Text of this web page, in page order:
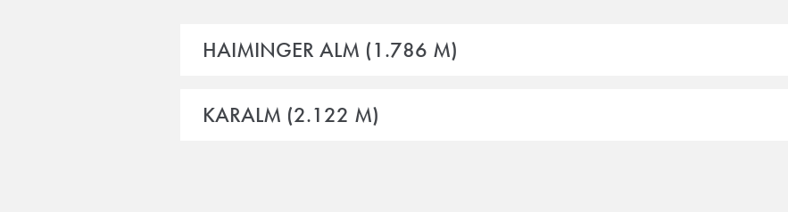
HAIMINGER ALM (1.786 M)
KARALM (2.122 M)